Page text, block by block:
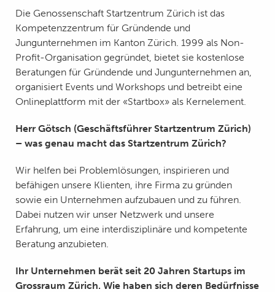
Die Genossenschaft Startzentrum Zürich ist das
Kompetenzzentrum für Gründende und
Jungunternehmen im Kanton Zürich. 1999 als Non-
Profit-Organisation gegründet, bietet sie kostenlose
Beratungen für Gründende und Jungunternehmen an,
organisiert Events und Workshops und betreibt eine
Onlineplattform mit der «Startbox» als Kernelement.
Herr Götsch (Geschäftsführer Startzentrum Zürich)
– was genau macht das Startzentrum Zürich?
Wir helfen bei Problemlösungen, inspirieren und
befähigen unsere Klienten, ihre Firma zu gründen
sowie ein Unternehmen aufzubauen und zu führen.
Dabei nutzen wir unser Netzwerk und unsere
Erfahrung, um eine interdisziplinäre und kompetente
Beratung anzubieten.
Ihr Unternehmen berät seit 20 Jahren Startups im
Grossraum Zürich. Wie haben sich deren Bedürfnisse